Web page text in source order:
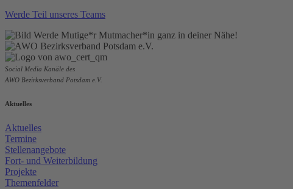
Werde Teil unseres Teams
Social Media Kanäle des
AWO Bezirksverband Potsdam e.V.
Aktuelles
Aktuelles
Termine
Stellenangebote
Fort- und Weiterbildung
Projekte
Themenfelder